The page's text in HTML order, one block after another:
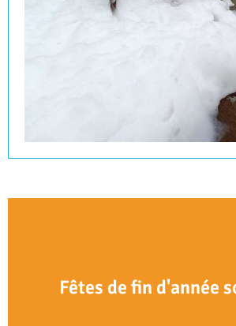
Fêtes de fin d'année